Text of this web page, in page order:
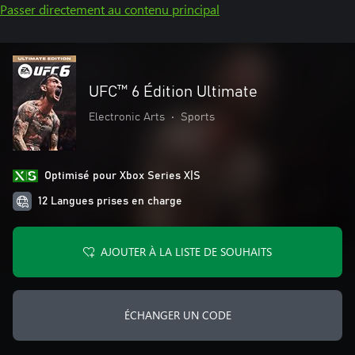
Passer directement au contenu principal
UFC™ 6 Édition Ultimate
Electronic Arts • Sports
Optimisé pour Xbox Series X|S
12 Langues prises en charge
AJOUTER À LA LISTE DE SOUHAITS
ÉCHANGER UN CODE